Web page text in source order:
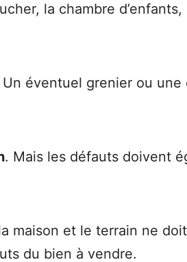
la chambre d’enfants,
éventuel grenier ou une
. Mais les défauts doivent
maison et le terrain ne
du bien à vendre.